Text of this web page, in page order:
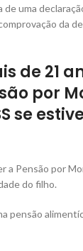
uma
da
de 21
por
se
a Pensão por
do filho.
pensão